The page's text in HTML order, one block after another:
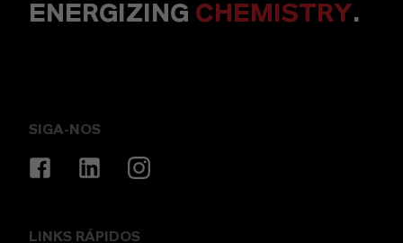
ENERGIZING CHEMISTRY.
SIGA-NOS
LINKS RÁPIDOS